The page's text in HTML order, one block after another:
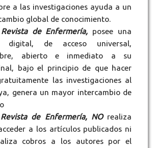
a las investigaciones ayuda a un
global de conocimiento.
de Enfermería, posee una
digital, de acceso universal,
abierto e inmediato a su
bajo el principio de que hacer
las investigaciones al
genera un mayor intercambio de
de Enfermería, NOrealiza
a los artículos publicados ni
cobros a los autores por el